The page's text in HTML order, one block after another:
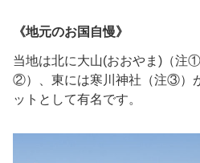
《地元のお国自慢》
当地は北に大山(おおやま)（注
②）、東には寒川神社（注③）
ットとして有名です。